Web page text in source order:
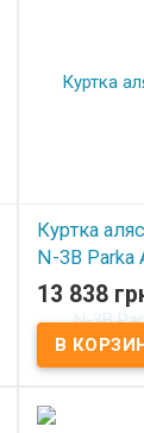
Куртка
N-3B Parka
Industries
В
13 838